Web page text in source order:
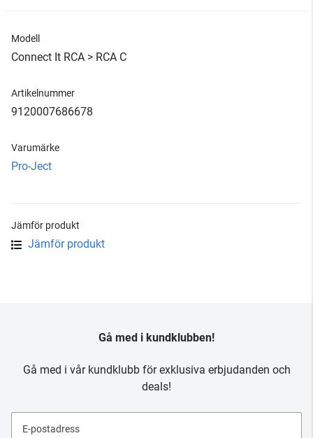
Modell
Connect It RCA > RCA C
Artikelnummer
9120007686678
Varumärke
Pro-Ject
Jämför produkt
Jämför produkt
Gå med i kundklubben!
Gå med i vår kundklubb för exklusiva erbjudanden och
deals!
E-postadress